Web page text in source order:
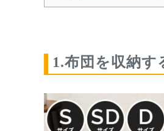
1.布団を収納す